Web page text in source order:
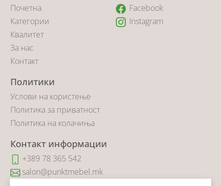
Почетна
Категории
Квалитет
За нас
Контакт
Политики
Услови на користење
Политика за приватност
Политика на колачиња
Контакт информации
+389 78 365 542
salon@punktmebel.mk
Facebook
Instagram